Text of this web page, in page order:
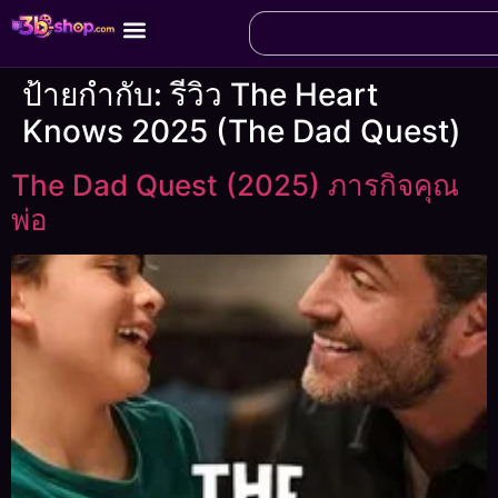
ป้ายกำกับ:รีวิว The Heart
Knows 2025 (The Dad Quest)
The Dad Quest (2025) ภารกิจคุณ
พ่อ